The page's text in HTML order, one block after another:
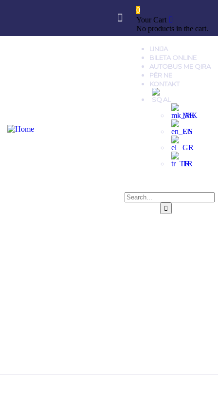
0
Your Cart
No products in the cart.
LINIJA
BILETA ONLINE
AUTOBUS ME QIRA
PËR NE
KONTAKT
AL
MK
EN
GR
TR